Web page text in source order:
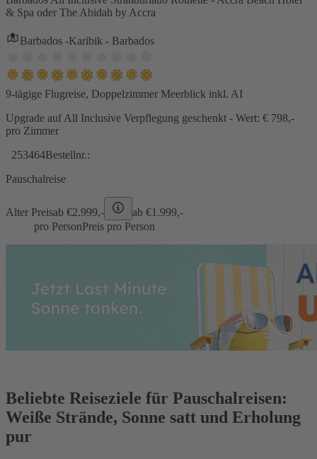
& Spa oder The Abidah by Accra
Barbados -Karibik - Barbados
9-tägige Flugreise, Doppelzimmer Meerblick inkl. AI
Upgrade auf All Inclusive Verpflegung geschenkt - Wert: € 798,-
pro Zimmer
253464Bestellnr.:
Pauschalreise
Alter Preisab €2.999,- ab €1.999,-
pro PersonPreis pro Person
Beliebte Reiseziele für Pauschalreisen:
Weiße Strände, Sonne satt und Erholung
pur